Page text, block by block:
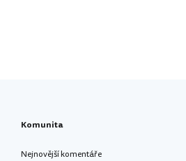
Komunita
Nejnovější komentáře